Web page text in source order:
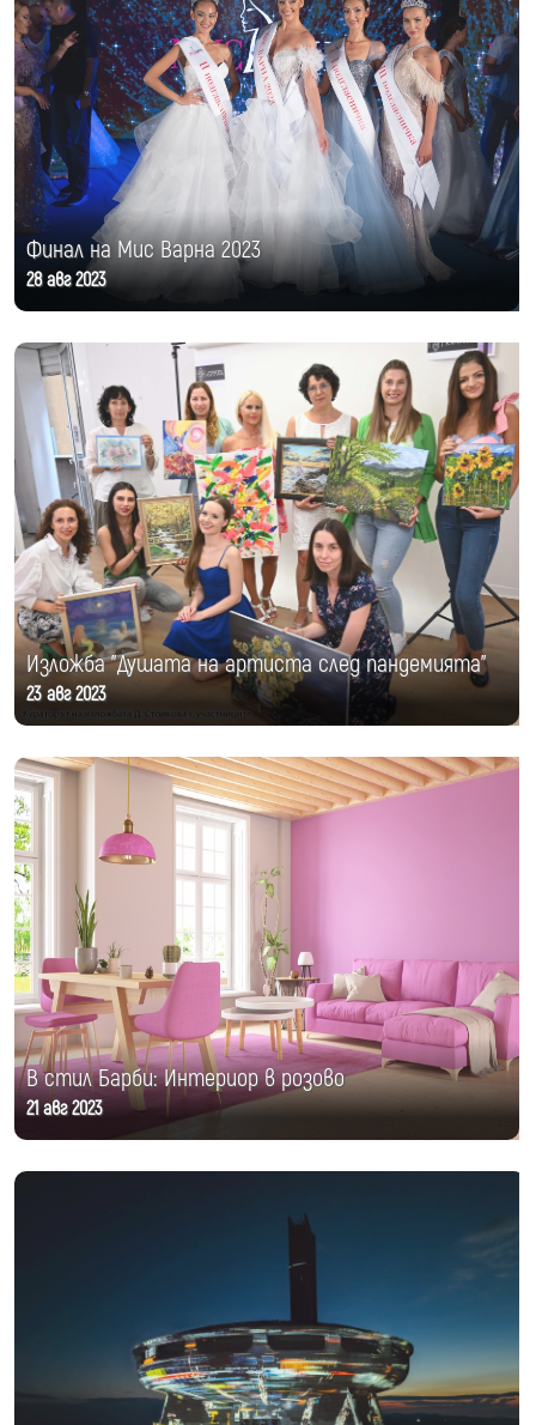
Финал на Мис Варна 2023
28 авг 2023
Изложба "Душата на артиста след пандемията"
23 авг 2023
В стил Барби: Интериор в розово
21 авг 2023